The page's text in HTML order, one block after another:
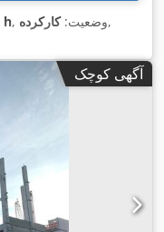
۷٬۹۵۰ h , وضعیت:کارکرده ,
آگهی کوچک